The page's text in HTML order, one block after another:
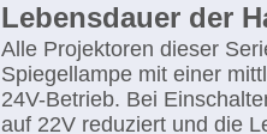
Lebensdauer der
Alle Projektoren dieser
Spiegellampe mit einer
24V-Betrieb. Bei
auf 22V reduziert und die